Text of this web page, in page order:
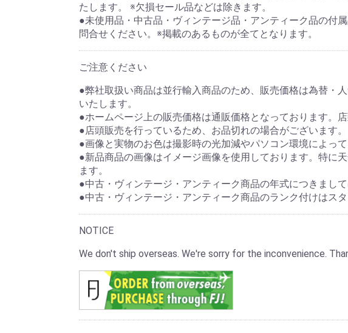
たします。 ※欠損セール品などは除きます。
●未使用品・中古品・ヴィンテージ品・アンティーク品の付
問合せください。※掲載のあるものが全てとなります。
ご注意ください
●弊社取扱い商品は並行輸入商品のため、販売価格は為替・
いたします。
●ホームページ上の販売価格は通販価格となっております。
●店頭販売を行っているため、お品切れの場合がございます。
●画像と実物のお色は撮影時の光加減やパソコン環境によっ
●新品商品の画像はイメージ画像を使用しております。特に
ます。
●中古・ヴィンテージ・アンティーク商品の年式につきまし
●中古・ヴィンテージ・アンティーク商品のランク付けはスタ
NOTICE
We don't ship overseas. We're sorry for the inconvenience.